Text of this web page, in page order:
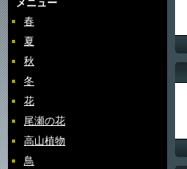
メニュー
春
夏
秋
冬
花
尾瀬の花
高山植物
鳥